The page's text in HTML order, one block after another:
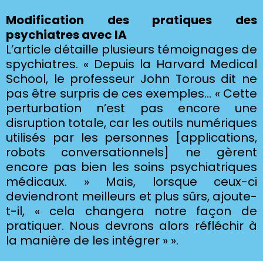
Modification des pratiques des
psychiatres avec IA
L’article détaille plusieurs témoignages de
spychiatres. « Depuis la Harvard Medical
School, le professeur John Torous dit ne
pas être surpris de ces exemples… « Cette
perturbation n’est pas encore une
disruption totale, car les outils numériques
utilisés par les personnes [applications,
robots conversationnels] ne gèrent
encore pas bien les soins psychiatriques
médicaux. » Mais, lorsque ceux-ci
deviendront meilleurs et plus sûrs, ajoute-
t-il, « cela changera notre façon de
pratiquer. Nous devrons alors réfléchir à
la manière de les intégrer » ».